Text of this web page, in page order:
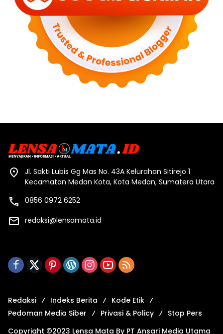
Jl. Sakti Lubis Gg Mas No. 43A Kelurahan Sitirejo 1
Kecamatan Medan Kota, Kota Medan, Sumatera Utara
0856 0972 6252
redaksi@lensamata.id
Redaksi Indeks Berita
Kode Etik
Pedoman Media Siber
Privasi & Policy
Stop Pers
Copyright ©2023 Lensa Mata By PT Ansari Media Utama